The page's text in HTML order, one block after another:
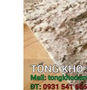
Đá Mosaic
Đá Limestone
Đá Onyx
Hoa Văn Đá
Đá Ốp Mặt Tiền